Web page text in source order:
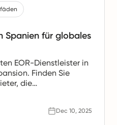
Spanien für globales
EOR-Dienstleister in
Finden Sie
die
Teams anbieten.
Dec 10, 2025